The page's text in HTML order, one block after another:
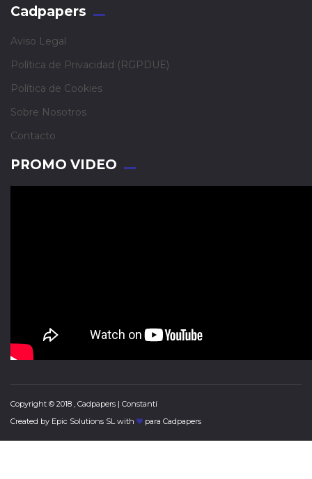
Cadpapers
Aviso Legal
Política de Privacidad (RGPDUE)
Política de Cookies
Sobre Nosotros
Contacto
PROMO VIDEO
Copyright © 2018 , Cadpapers | Constantí
Created by Epic Solutions SLwith para Cadpapers